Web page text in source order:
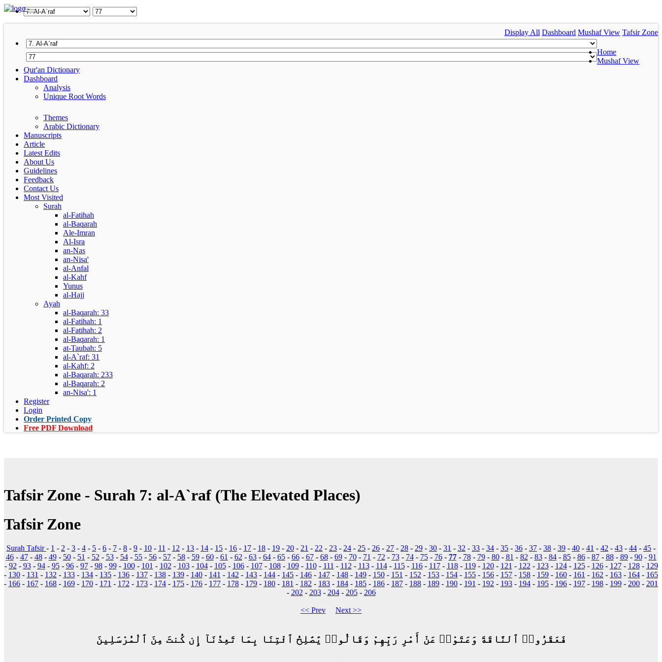
Display All Dashboard Mushaf View Tafsir Zone
Home
Mushaf View
Qur'an Dictionary
Dashboard
Analysis
Unique Root Words
Themes
Arabic Dictionary
Manuscripts
Article
Latest Edits
About Us
Guidelines
Feedback
Contact Us
Most Visited
Surah
al-Fatihah
al-Baqarah
Ale-Imran
Al-Isra
an-Nas
an-Nisa'
al-Anfal
al-Kahf
Yunus
al-Hajj
Ayah
al-Baqarah: 33
al-Fatihah: 1
al-Fatihah: 2
al-Baqarah: 1
at-Taubah: 5
al-A`raf: 31
al-Kahf: 2
al-Baqarah: 233
al-Baqarah: 2
an-Nisa': 1
Register
Login
Order Printed Copy
Free PDF Download
Tafsir Zone - Surah 7: al-A`raf (The Elevated Places)
Tafsir Zone
Surah Tafsir- 1 - 2 - 3 - 4 - 5 - 6 - 7 - 8 - 9 - 10 - 11 - 12 - 13 - 14 - 15 - 16 - 17 - 18 - 19 - 20 - 21 - 22 - 23 - 24 - 25 - 26 - 27 - 28 - 29 - 30 - 31 - 32 - 33 - 34 - 35 - 36 - 37 - 38 - 39 - 40 - 41 - 42 - 43 - 44 - 45 -
46- 47- 48- 49- 50- 51 - 52 - 53- 54- 55- 56- 57- 58- 59- 60- 61 - 62 - 63- 64- 65- 66- 67- 68- 69- 70- 71 - 72 - 73- 74- 75- 76- 77- 78- 79- 80- 81 - 82 - 83- 84- 85- 86- 87- 88- 89- 90- 91
- 92 - 93- 94- 95- 96- 97- 98- 99- 100- 101 - 102 - 103- 104- 105- 106- 107- 108- 109- 110- 111 - 112 - 113- 114- 115- 116- 117- 118- 119- 120- 121 - 122 - 123- 124- 125- 126- 127- 128- 129
- 130 - 131 - 132 - 133 - 134 - 135 - 136 - 137 - 138 - 139 - 140 - 141 - 142 - 143 - 144 - 145 - 146 - 147 - 148 - 149 - 150 - 151 - 152 - 153 - 154 - 155 - 156 - 157 - 158 - 159 - 160 - 161 - 162 - 163 - 164 - 165
- 166 - 167 - 168 - 169 - 170 - 171 - 172 - 173 - 174 - 175 - 176 - 177 - 178 - 179 - 180 - 181 - 182 - 183 - 184 - 185 - 186 - 187 - 188 - 189 - 190 - 191 - 192 - 193 - 194 - 195 - 196 - 197 - 198 - 199 - 200 - 201
- 202 - 203- 204- 205- 206
<< Prev Next >>
فَعَقَرُوا۟ ٱلنَّاقَةَ وَعَتَوْا۟ عَنْ أَمْرِ رَبِّهِمْ وَقَالُوا۟ يَٰصَٰلِحُ ٱئْتِنَا بِمَا تَعِدُنَآ إِن كُنتَ مِنَ ٱلْمُرْسَلِينَ